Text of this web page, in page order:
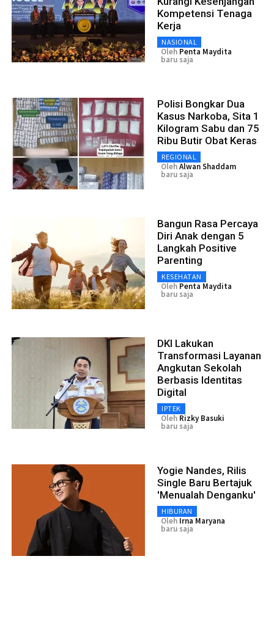
Kompetensi Tenaga
Kerja
NASIONAL
Oleh Penta Maydita
baru saja
Polisi Bongkar Dua
Kasus Narkoba, Sita 1
Kilogram Sabu dan 75
Ribu Butir Obat Keras
REGIONAL
OlehAlwan Shaddam
baru saja
Bangun Rasa Percaya
Diri Anak dengan 5
Langkah Positive
Parenting
KESEHATAN
Oleh Penta Maydita
baru saja
DKI Lakukan
Transformasi Layanan
Angkutan Sekolah
Berbasis Identitas
Digital
IPTEK
Oleh Rizky Basuki
baru saja
Yogie Nandes, Rilis
Single Baru Bertajuk
'Menualah Denganku'
HIBURAN
Oleh Irna Maryana
baru saja